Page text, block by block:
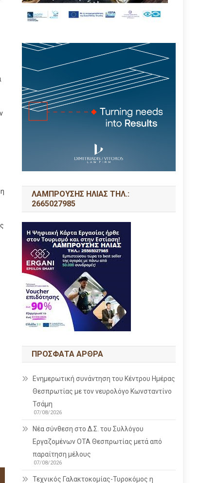
ΛΑΜΠΡΟΥΣΗΣ ΗΛΙΑΣ ΤΗΛ.:
2665027985
ΠΡΌΣΦΑΤΑ ΆΡΘΡΑ
Ενημερωτική συνάντηση του Κέντρου Ημέρας
Θεσπρωτίας με τον νευρολόγο Κωνσταντίνο
Τσάμη
07/08/2026
Νέα σύνθεση στο Δ.Σ. του Συλλόγου
Εργαζομένων ΟΤΑ Θεσπρωτίας μετά από
παραίτηση μέλους
07/08/2026
Τεχνικός Γαλακτοκομίας-Τυροκόμος η